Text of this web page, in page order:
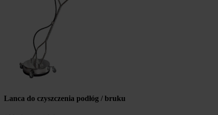
Lanca do czyszczenia podłóg / bruku